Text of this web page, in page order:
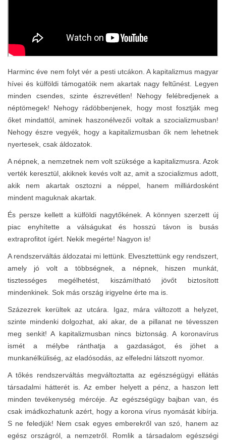
Harminc éve nem folyt vér a pesti utcákon. A kapitalizmus magyar
hívei és külföldi támogatóik nem akartak nagy feltűnést. Legyen
minden csendes, szinte észrevétlen! Nehogy felébredjenek a
néptömegek! Nehogy rádöbbenjenek, hogy most fosztják meg
őket mindattól, aminek haszonélvezői voltak a szocializmusban!
Nehogy észre vegyék, hogy a kapitalizmusban ők nem lehetnek
nyertesek, csak áldozatok.
A népnek, a nemzetnek nem volt szüksége a kapitalizmusra. Azok
verték keresztül, akiknek kevés volt az, amit a szocializmus adott,
akik nem akartak osztozni a néppel, hanem milliárdosként
mindent maguknak akartak.
És persze kellett a külföldi nagytőkének. A könnyen szerzett új
piac enyhítette a válságukat és hosszú távon is busás
extraprofitot ígért. Nekik megérte! Nagyon is!
A rendszerváltás áldozatai mi lettünk. Elvesztettünk egy rendszert,
amely jó volt a többségnek, a népnek, hiszen munkát,
tisztességes megélhetést, kiszámítható jövőt biztosított
mindenkinek. Sok más ország irigyelne érte ma is.
Százezrek kerültek az utcára. Igaz, mára változott a helyzet,
szinte mindenki dolgozhat, aki akar, de a pillanat ne tévesszen
meg senkit! A kapitalizmusban nincs biztonság. A koronavírus
ismét a mélybe ránthatja a gazdaságot, és jöhet a
munkanélküliség, az eladósodás, az elfeledni látszott nyomor.
A tőkés rendszerváltás megváltoztatta az egészségügyi ellátás
társadalmi hátterét is. Az ember helyett a pénz, a haszon lett
minden tevékenység mércéje. Az egészségügy bajban van, és
csak imádkozhatunk azért, hogy a korona vírus nyomását kibírja.
S ne feledjük! Nem csak egyes emberekről van szó, hanem az
egész országról, a nemzetről. Romlik a társadalom egészségi